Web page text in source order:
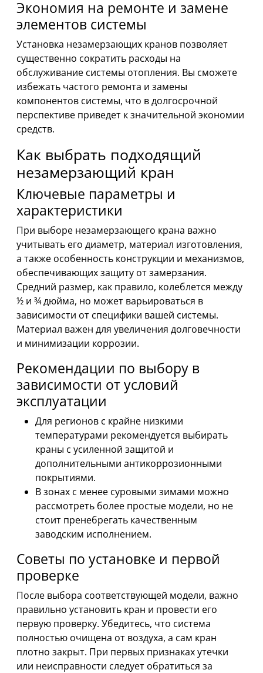
Экономия на ремонте и замене
элементов системы
Установка незамерзающих кранов позволяет
существенно сократить расходы на
обслуживание системы отопления. Вы сможете
избежать частого ремонта и замены
компонентов системы, что в долгосрочной
перспективе приведет к значительной экономии
средств.
Как выбрать подходящий
незамерзающий кран
Ключевые параметры и
характеристики
При выборе незамерзающего крана важно
учитывать его диаметр, материал изготовления,
а также особенность конструкции и механизмов,
обеспечивающих защиту от замерзания.
Средний размер, как правило, колеблется между
½ и ¾ дюйма, но может варьироваться в
зависимости от специфики вашей системы.
Материал важен для увеличения долговечности
и минимизации коррозии.
Рекомендации по выбору в
зависимости от условий
эксплуатации
Для регионов с крайне низкими
температурами рекомендуется выбирать
краны с усиленной защитой и
дополнительными антикоррозионными
покрытиями.
В зонах с менее суровыми зимами можно
рассмотреть более простые модели, но не
стоит пренебрегать качественным
заводским исполнением.
Советы по установке и первой
проверке
После выбора соответствующей модели, важно
правильно установить кран и провести его
первую проверку. Убедитесь, что система
полностью очищена от воздуха, а сам кран
плотно закрыт. При первых признаках утечки
или неисправности следует обратиться за